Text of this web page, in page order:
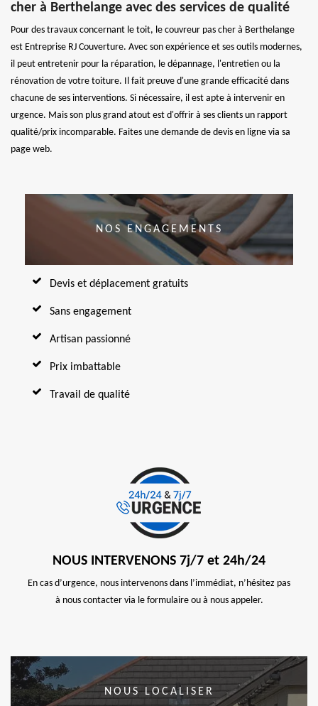
cher à Berthelange avec des services de qualité
Pour des travaux concernant le toit, le couvreur pas cher à Berthelange
est Entreprise RJ Couverture. Avec son expérience et ses outils modernes,
il peut entretenir pour la réparation, le dépannage, l'entretien ou la
rénovation de votre toiture. Il fait preuve d'une grande efficacité dans
chacune de ses interventions. Si nécessaire, il est apte à intervenir en
urgence. Mais son plus grand atout est d'offrir à ses clients un rapport
qualité/prix incomparable. Faites une demande de devis en ligne via sa
page web.
NOS ENGAGEMENTS
Devis et déplacement gratuits
Sans engagement
Artisan passionné
Prix imbattable
Travail de qualité
NOUS INTERVENONS 7j/7 et 24h/24
En cas d’urgence, nous intervenons dans l’immédiat, n’hésitez pas
à nous contacter via le formulaire ou à nous appeler.
NOUS LOCALISER